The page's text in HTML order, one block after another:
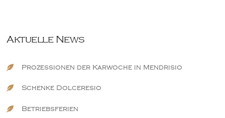
Aktuelle News
Prozessionen der Karwoche in Mendrisio
Schenke Dolceresio
Betriebsferien